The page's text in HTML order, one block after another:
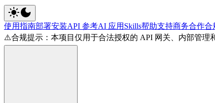
使用指南部署安装API 参考AI 应用 Skills帮助支持商务合作合
⚠️合规提示：本项目仅用于合法授权的 API 网关、内部管理